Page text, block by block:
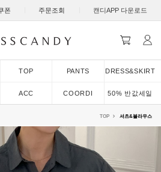
폰 주문조회 캔디APP 다운로드
TOP PANTS DRESS&SKIRT
ACC COORDI 50% 반값세일
TOP 셔츠&블라우스